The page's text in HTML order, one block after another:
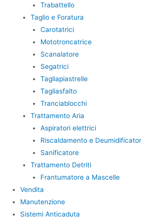
Trabattello
Taglio e Foratura
Carotatrici
Mototroncatrice
Scanalatore
Segatrici
Tagliapiastrelle
Tagliasfalto
Tranciablocchi
Trattamento Aria
Aspiratori elettrici
Riscaldamento e
Sanificatore
Trattamento Detriti
Frantumatore a Mascelle
Vendita
Manutenzione
Sistemi Anticaduta